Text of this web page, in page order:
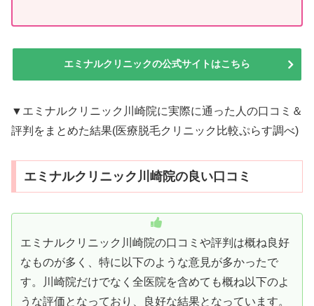
エミナルクリニックの公式サイトはこちら
▼エミナルクリニック川崎院に実際に通った人の口コミ＆
評判をまとめた結果(医療脱毛クリニック比較ぷらす調べ)
エミナルクリニック川崎院の良い口コミ
エミナルクリニック川崎院の口コミや評判は概ね良好
なものが多く、特に以下のような意見が多かったで
す。川崎院だけでなく全医院を含めても概ね以下のよ
うな評価となっており、良好な結果となっています。